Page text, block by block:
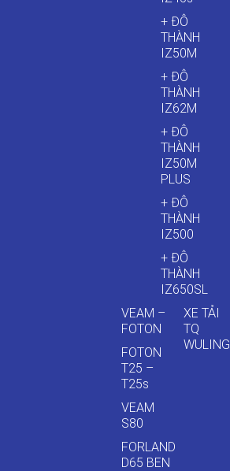
+ ĐÔ
THÀNH
IZ50M
+ ĐÔ
THÀNH
IZ62M
+ ĐÔ
THÀNH
IZ50M
PLUS
+ ĐÔ
THÀNH
IZ500
+ ĐÔ
THÀNH
IZ650SL
VEAM –
FOTON
FOTON
T25 –
T25s
VEAM
S80
FORLAND
D65 BEN
XE TẢI
TQ
WULING